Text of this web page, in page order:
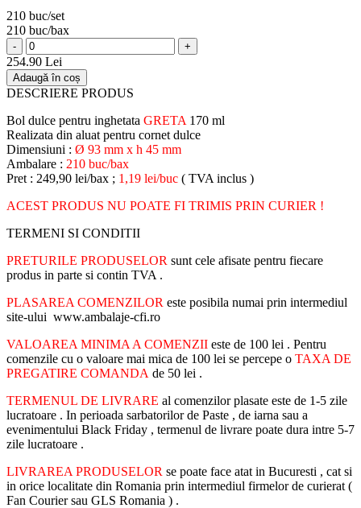
210 buc/set
210 buc/bax
- +
254.90 Lei
Adaugă în coș
DESCRIERE PRODUS
Bol dulce pentru inghetata GRETA 170 ml
Realizata din aluat pentru cornet dulce
Dimensiuni : Ø 93 mm x h 45 mm
Ambalare : 210 buc/bax
Pret : 249,90 lei/bax ; 1,19 lei/buc ( TVA inclus )
ACEST PRODUS NU POATE FI TRIMIS PRIN CURIER !
TERMENI SI CONDITII
PRETURILE PRODUSELOR sunt cele afisate pentru fiecare
produs in parte si contin TVA .
PLASAREA COMENZILOR este posibila numai prin intermediul
site-ului www.ambalaje-cfi.ro
VALOAREA MINIMA A COMENZII este de 100 lei . Pentru
comenzile cu o valoare mai mica de 100 lei se percepe o TAXA DE
PREGATIRE COMANDA de 50 lei .
TERMENUL DE LIVRARE al comenzilor plasate este de 1-5 zile
lucratoare . In perioada sarbatorilor de Paste , de iarna sau a
evenimentului Black Friday , termenul de livrare poate dura intre 5-7
zile lucratoare .
LIVRAREA PRODUSELOR se poate face atat in Bucuresti , cat si
in orice localitate din Romania prin intermediul firmelor de curierat (
Fan Courier sau GLS Romania ) .